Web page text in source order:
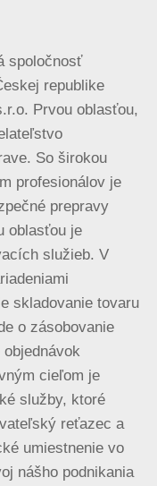
spoločnosť
republike
Prvou oblasťou,
So širokou
profesionálov je
prepravy
oblasťou je
služieb. V
skladovanie tovaru
o zásobovanie
cieľom je
služby, ktoré
reťazec a
umiestnenie vo
nášho podnikania